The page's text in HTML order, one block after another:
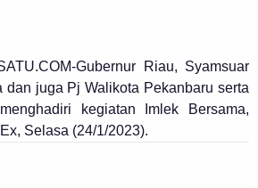
Gubernur Riau, Syamsuar
dan juga Pj Walikota Pekanbaru serta
kegiatan Imlek Bersama,
Selasa (24/1/2023).